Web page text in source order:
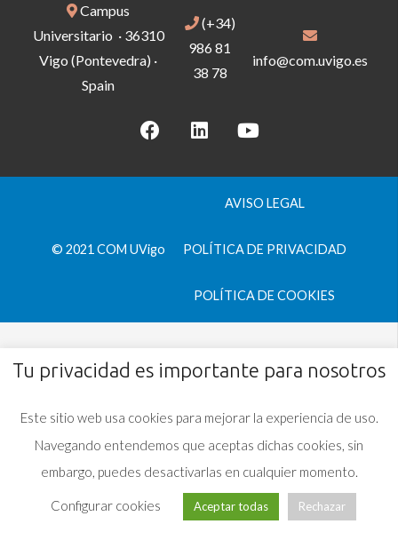
Campus
Universitario · 36310
Vigo (Pontevedra) ·
Spain
(+34)
986 81
38 78
info@com.uvigo.es
© 2021 COM UVigo
AVISO LEGAL
POLÍTICA DE PRIVACIDAD
POLÍTICA DE COOKIES
Tu privacidad es importante para nosotros
Este sitio web usa cookies para mejorar la experiencia de uso.
Navegando entendemos que aceptas dichas cookies, sin
embargo, puedes desactivarlas en cualquier momento.
Configurar cookies Aceptar todas Rechazar